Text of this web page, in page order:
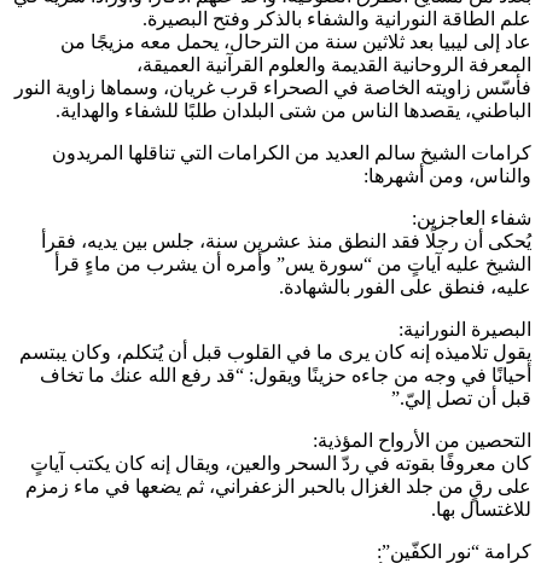
علم الطاقة النورانية والشفاء بالذكر وفتح البصيرة.
عاد إلى ليبيا بعد ثلاثين سنة من الترحال، يحمل معه مزيجًا من
المعرفة الروحانية القديمة والعلوم القرآنية العميقة،
فأسّس زاويته الخاصة في الصحراء قرب غريان، وسماها زاوية النور
الباطني، يقصدها الناس من شتى البلدان طلبًا للشفاء والهداية.
كرامات الشيخ سالم العديد من الكرامات التي تناقلها المريدون
والناس، ومن أشهرها:
شفاء العاجزين:
يُحكى أن رجلًا فقد النطق منذ عشرين سنة، جلس بين يديه، فقرأ
الشيخ عليه آياتٍ من “سورة يس” وأمره أن يشرب من ماءٍ قرأ
عليه، فنطق على الفور بالشهادة.
البصيرة النورانية:
يقول تلاميذه إنه كان يرى ما في القلوب قبل أن يُتكلم، وكان يبتسم
أحيانًا في وجه من جاءه حزينًا ويقول: “قد رفع الله عنك ما تخاف
قبل أن تصل إليّ.”
التحصين من الأرواح المؤذية:
كان معروفًا بقوته في ردّ السحر والعين، ويقال إنه كان يكتب آياتٍ
على رقٍ من جلد الغزال بالحبر الزعفراني، ثم يضعها في ماء زمزم
للاغتسال بها.
كرامة “نور الكفّين”: